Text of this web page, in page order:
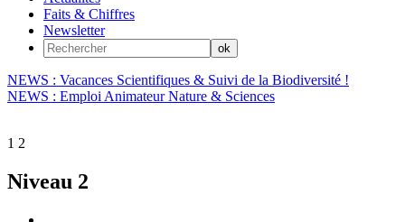
Faits & Chiffres
Newsletter
NEWS : Vacances Scientifiques & Suivi de la Biodiversité !
NEWS : Emploi Animateur Nature & Sciences
1 2
Niveau 2